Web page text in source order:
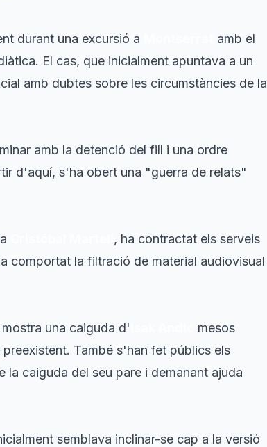
durant una excursió a
amb el
El cas, que inicialment apuntava a un
amb dubtes sobre les circumstàncies de la
amb la detenció del fill i una ordre
d'aquí, s'ha obert una "guerra de relats"
, ha contractat els serveis
comportat la filtració de material audiovisual
una caiguda d'
mesos
També s'han fet públics els
la caiguda del seu pare i demanant ajuda
semblava inclinar-se cap a la versió